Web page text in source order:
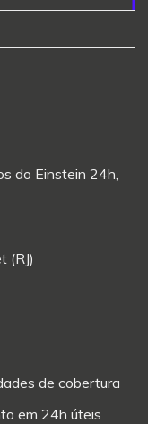
do Einstein 24h,
(RJ)
de cobertura
em 24h úteis